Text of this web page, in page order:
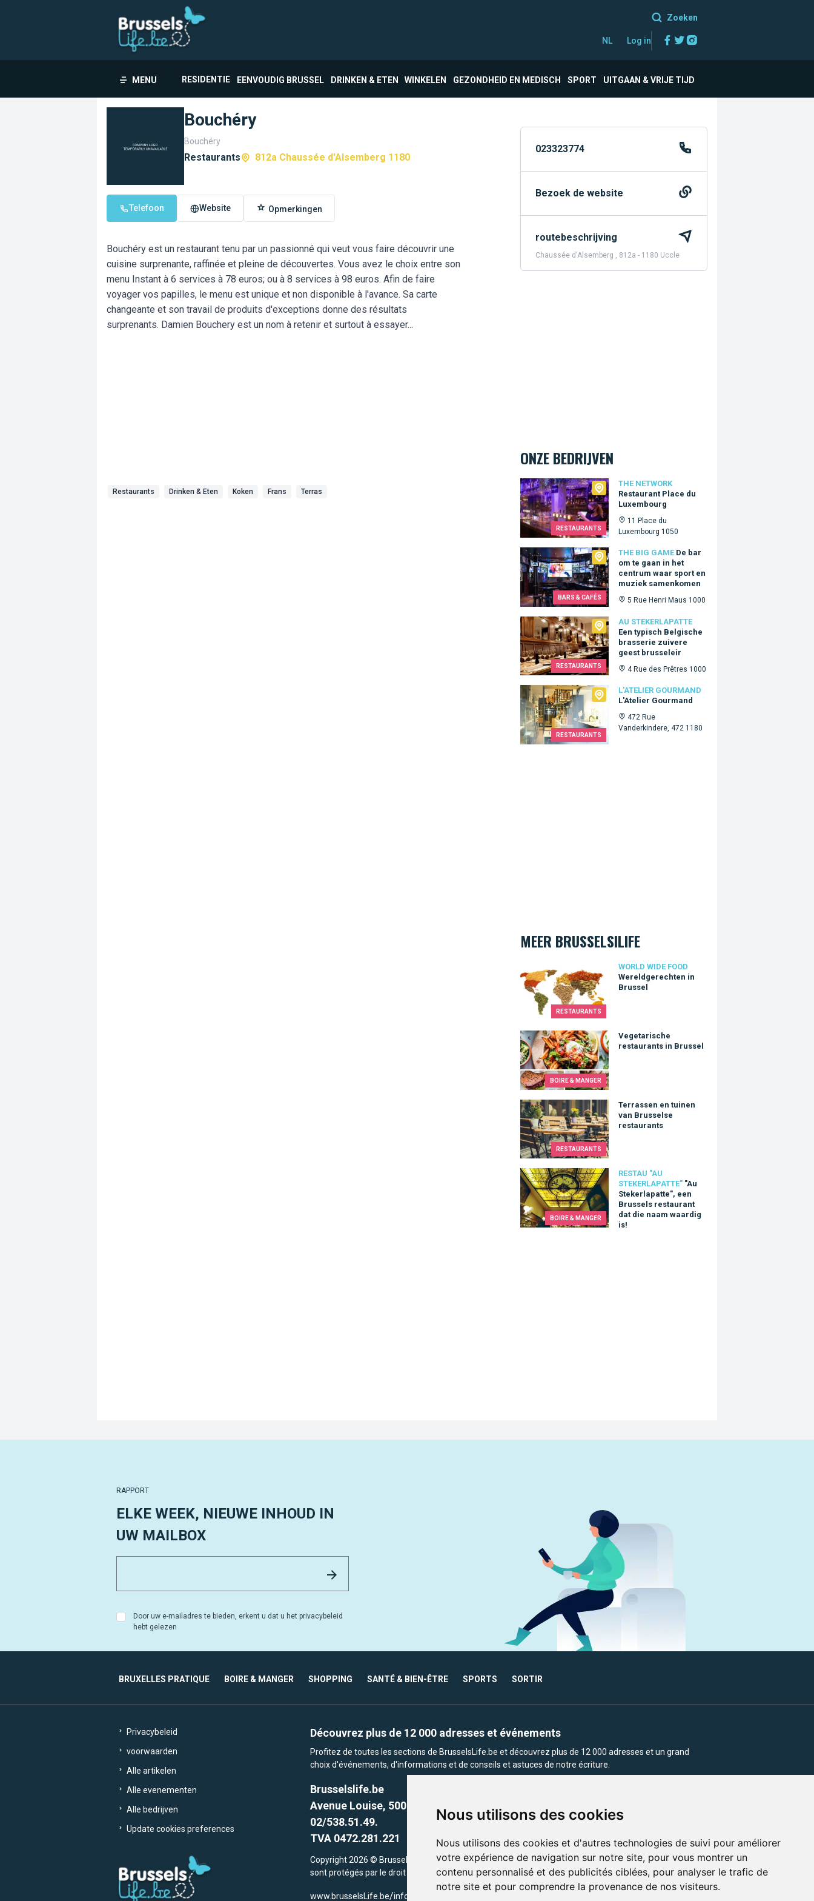
Nous utilisons des cookies
Nous utilisons des cookies et d'autres technologies de suivi pour améliorer
votre expérience de navigation sur notre site, pour vous montrer un
contenu personnalisé et des publicités ciblées, pour analyser le trafic de
notre site et pour comprendre la provenance de nos visiteurs.
Zoeken
NL Log in Facebook
Twitter
MENU RESIDENTIE EENVOUDIG BRUSSEL DRINKEN & ETEN WINKELEN GEZONDHEID EN MEDISCH SPORT UITGAAN & VRIJE TIJD
Bouchéry
Bouchéry
Restaurants 812a Chaussée d'Alsemberg 1180
Telefoon Website Opmerkingen
Bouchéry est un restaurant tenu par un passionné qui veut vous faire découvrir une
cuisine surprenante, raffinée et pleine de découvertes. Vous avez le choix entre son
menu Instant à 6 services à 78 euros; ou à 8 services à 98 euros. Afin de faire
voyager vos papilles, le menu est unique et non disponible à l'avance. Sa carte
changeante et son travail de produits d'exceptions donne des résultats
surprenants. Damien Bouchery est un nom à retenir et surtout à essayer...
Restaurants Drinken & Eten Koken Frans Terras
023323774
Bezoek de website
routebeschrijving
Chaussée d'Alsemberg , 812a - 1180 Uccle
ONZE BEDRIJVEN
RESTAURANTS
THE NETWORK
Restaurant Place du
Luxembourg
11 Place du
Luxembourg 1050
The Network
BARS & CAFÉS
THE BIG GAME De bar
om te gaan in het
centrum waar sport en
muziek samenkomen
5 Rue Henri Maus 1000
The Big Game
RESTAURANTS
AU STEKERLAPATTE
Een typisch Belgische
brasserie zuivere
geest brusseleir
4 Rue des Prêtres 1000
Au Stekerlapatte
RESTAURANTS
L'ATELIER GOURMAND
L'Atelier Gourmand
472 Rue
Vanderkindere, 472 1180
L'Atelier Gourmand
MEER BRUSSELSILIFE
RESTAURANTS
WORLD WIDE FOOD
Wereldgerechten in
Brussel
Wereldgerechten in Brussel
BOIRE & MANGER
Vegetarische
restaurants in Brussel
Vegetarische restaurants in Brussel
RESTAURANTS
Terrassen en tuinen
van Brusselse
restaurants
Terrassen en tuinen van Brusselse restaurants
BOIRE & MANGER
RESTAU "AU
STEKERLAPATTE" "Au
Stekerlapatte", een
Brussels restaurant
dat die naam waardig
is!
"Au Stekerlapatte", een Brussels restaurant dat die naam waardig is!
RAPPORT
ELKE WEEK, NIEUWE INHOUD IN
UW MAILBOX
Door uw e-mailadres te bieden, erkent u dat u het privacybeleid
hebt gelezen
BRUXELLES PRATIQUE BOIRE & MANGER SHOPPING SANTÉ & BIEN-ÊTRE SPORTS SORTIR
Privacybeleid
voorwaarden
Alle artikelen
Alle evenementen
Alle bedrijven
Update cookies preferences
Découvrez plus de 12 000 adresses et événements
Profitez de toutes les sections de BrusselsLife.be et découvrez plus de 12 000 adresses et un grand
choix d'événements, d'informations et de conseils et astuces de notre écriture.
Brusselslife.be
Avenue Louise, 500 -1050 Ixelles, Brussels,
02/538.51.49.
TVA 0472.281.221
Copyright 2026 © Brusselslife.be Tous droits réservés. Le contenu et les images utilisés sur ce site
sont protégés par le droit d'auteur. la propriétaires respectifs.
www.brusselsLife.be/info@brusselslife.be